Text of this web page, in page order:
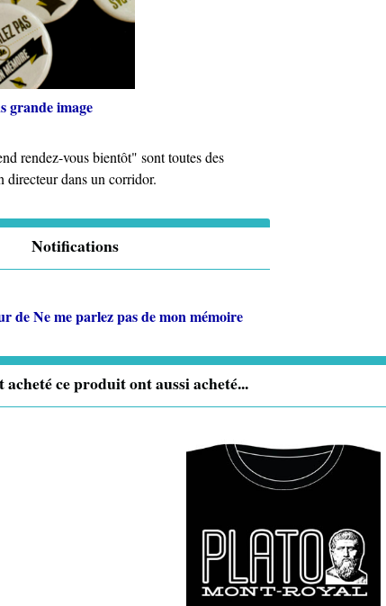
grande image
rendez-vous bientôt" sont toutes des
directeur dans un corridor.
Notifications
deNe me parlez pas de mon mémoire
ce produit ont aussi acheté...